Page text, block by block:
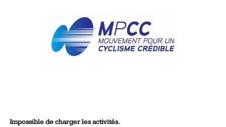
Impossible de charger les activités.